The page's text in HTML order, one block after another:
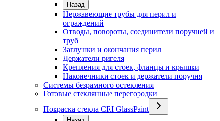
Назад
Нержавеющие трубы для перил и
ограждений
Отводы, повороты, соединители поручней и
труб
Заглушки и окончания перил
Держатели ригеля
Крепления для стоек, фланцы и крышки
Наконечники стоек и держатели поручня
Системы безрамного остекления
Готовые стеклянные перегородки
Покраска стекла CRI GlassPaint